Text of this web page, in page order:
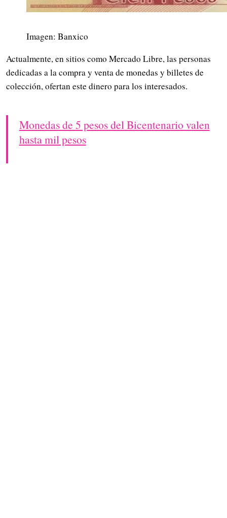
Imagen: Banxico
Actualmente, en sitios como Mercado Libre, las personas
dedicadas a la compra y venta de monedas y billetes de
colección, ofertan este dinero para los interesados.
Monedas de 5 pesos del Bicentenario valen
hasta mil pesos